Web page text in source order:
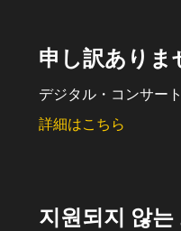
申し訳ありま
デジタル・コンサー
詳細はこちら
지원되지 않